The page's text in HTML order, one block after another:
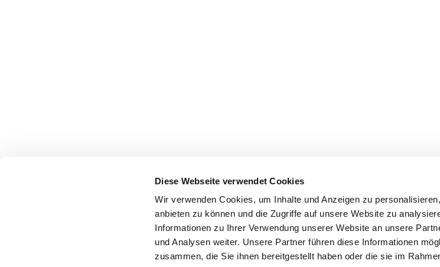
Diese Webseite verwendet Cookies
Wir verwenden Cookies, um Inhalte und Anzeigen zu
anbieten zu können und die Zugriffe auf unsere Website zu
Informationen zu Ihrer Verwendung unserer Website an unsere
und Analysen weiter. Unsere Partner führen diese Informationen
zusammen, die Sie ihnen bereitgestellt haben oder die sie im